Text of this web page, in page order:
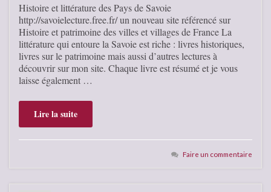
Histoire et littérature des Pays de Savoie
http://savoielecture.free.fr/ un nouveau site référencé sur
Histoire et patrimoine des villes et villages de France La
littérature qui entoure la Savoie est riche : livres historiques,
livres sur le patrimoine mais aussi d’autres lectures à
découvrir sur mon site. Chaque livre est résumé et je vous
laisse également …
Lire la suite
Faire un commentaire